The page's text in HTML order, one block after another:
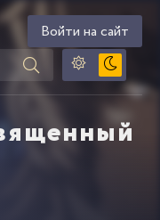
Войти на сайт